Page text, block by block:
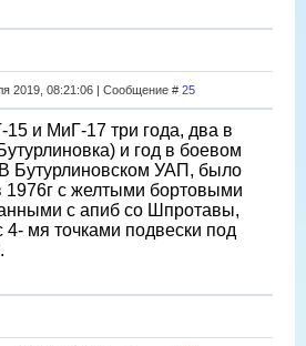
2019, 08:21:06 | Сообщение # 25
и МиГ-17 три года, два в
и год в боевом
Бутурлиновском УАП, было
1976г с желтыми бортовыми
с апиб со Шпротавы,
мя точками подвески под